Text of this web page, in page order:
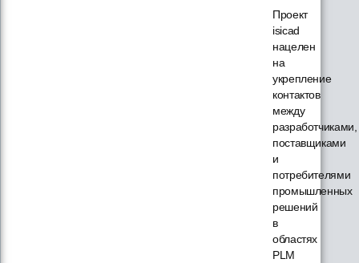
Проект
isicad
нацелен
на
укрепление
контактов
между
разработчиками,
поставщиками
и
потребителями
промышленных
решений
в
областях
PLM